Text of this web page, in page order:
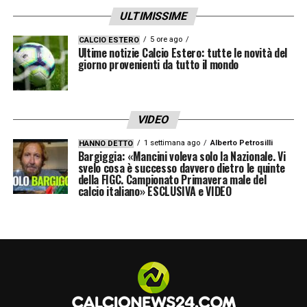
ULTIMISSIME
CALCIO ESTERO 5 ore ago
Ultime notizie Calcio Estero: tutte le novità del
giorno provenienti da tutto il mondo
VIDEO
HANNO DETTO 1 settimana ago Alberto Petrosilli
Bargiggia: «Mancini voleva solo la Nazionale. Vi
svelo cosa è successo davvero dietro le quinte
della FIGC. Campionato Primavera male del
calcio italiano» ESCLUSIVA e VIDEO